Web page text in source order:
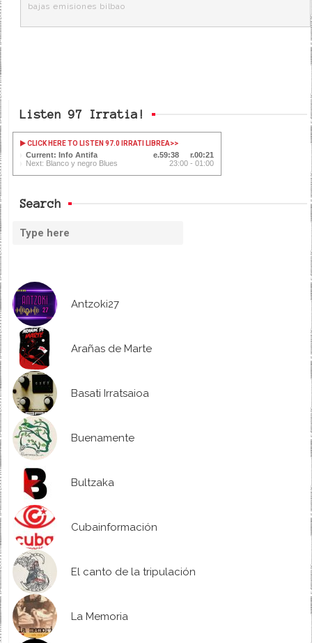
bajas emisiones bilbao
Listen 97 Irratia!
CLICK HERE TO LISTEN 97.0 IRRATI LIBREA>>
Current: Info Antifa 59:39
00:20
Next: Blanco y negro Blues
23:00 - 01:00
Search
Antzoki27
Arañas de Marte
Basati Irratsaioa
Buenamente
Bultzaka
Cubainformación
El canto de la tripulación
La Memoria